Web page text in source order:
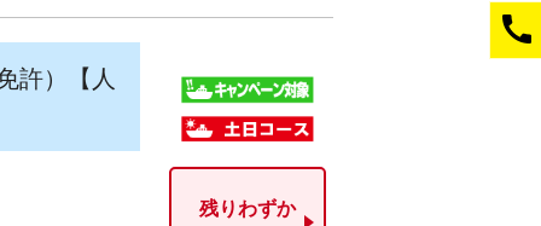
call
許）【人
残りわずか